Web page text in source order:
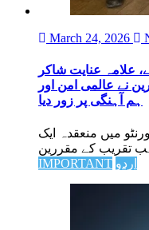
March 24, 2026
علامہ عنایت شاکر
نے عالمی امن اور
ہم آہنگی پر زور دیا
میں منعقدہ ایک
IMPORTANT اردو